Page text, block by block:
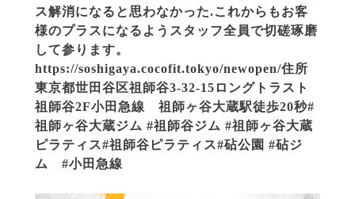
ス解消になると思わなかった.これからもお客
様のプラスになるようスタッフ全員で切磋琢磨
して参ります。
https://soshigaya.cocofit.tokyo/newopen/住所
東京都世田谷区祖師谷3-32-15ロングトラスト
祖師谷2F小田急線 祖師ヶ谷大蔵駅徒歩20秒#
祖師ヶ谷大蔵ジム #祖師谷ジム #祖師ヶ谷大蔵
ピラティス#祖師谷ピラティス#砧公園 #砧ジ
ム #小田急線